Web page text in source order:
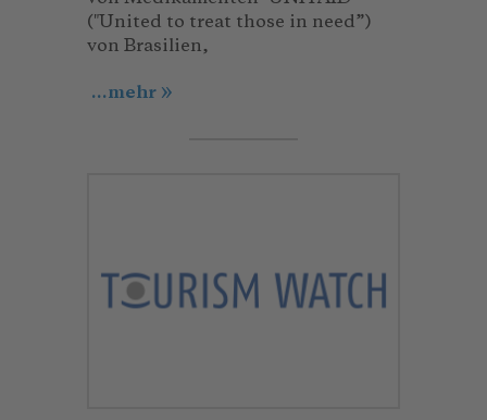
(″United to treat those in need”)
von Brasilien,
...mehr